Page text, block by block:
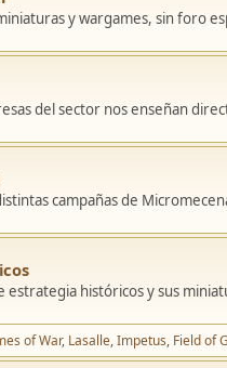
y wargames, sin foro
del sector nos enseñan
campañas de
estrategia históricos y sus
of War Lasalle Impetus Field of